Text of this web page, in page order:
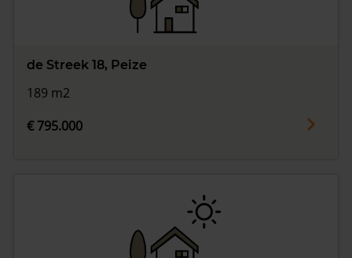
de Streek 18, Peize
189 m2
€ 795.000